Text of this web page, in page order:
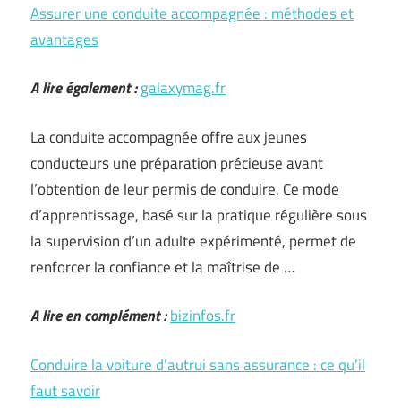
Assurer une conduite accompagnée : méthodes et
avantages
A lire également :galaxymag.fr
La conduite accompagnée offre aux jeunes
conducteurs une préparation précieuse avant
l’obtention de leur permis de conduire. Ce mode
d’apprentissage, basé sur la pratique régulière sous
la supervision d’un adulte expérimenté, permet de
renforcer la confiance et la maîtrise de …
A lire en complément :bizinfos.fr
Conduire la voiture d’autrui sans assurance : ce qu’il
faut savoir